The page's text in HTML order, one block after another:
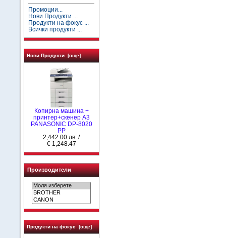
Промоции...
Нови Продукти ...
Продукти на фокус ...
Всички продукти ...
Нови Продукти [още]
Копирна машина +
принтер+скенер А3
PANASONIC DP-8020
PP
2,442.00 лв. /
€ 1,248.47
Производители
Продукти на фокус [още]